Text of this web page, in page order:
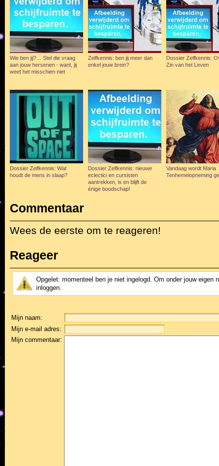
Wie ben jij?… Stel die vraag
aan jouw hersenen - want, jij
weet het misschien niet
Zelfkennis: ben jij meer dan
enkel jouw brein?
Dossier Zelfkennis:
Zin van het Leven
Dossier Zelfkennis: Wat
houdt de mens in slaap?
Dossier Zelfkennis: nieuwe
eclectici en cursisten
aantrekken, is en blijft de
énige boodschap!
Vandaag wordt Maria
Tenhemelopneming
Commentaar
Wees de eerste om te reageren!
Reageer
Opgelet: momenteel ben je niet ingelogd. Om onder jouw eigen
inloggen.
Mijn naam:
Mijn e-mail adres:
Mijn commentaar: